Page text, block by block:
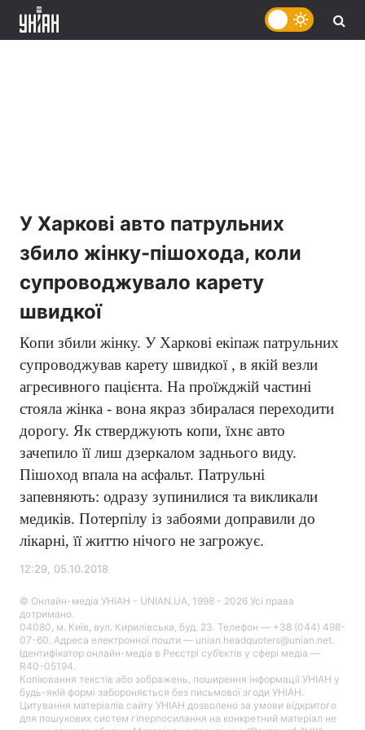
У Харкові авто патрульних
збило жінку-пішохода, коли
супроводжувало карету
швидкої
Копи збили жінку. У Харкові екіпаж патрульних
супроводжував карету швидкої , в якій везли
агресивного пацієнта. На проїжджій частині
стояла жінка - вона якраз збиралася переходити
дорогу. Як стверджують копи, їхнє авто
зачепило її лиш дзеркалом заднього виду.
Пішоход впала на асфальт. Патрульні
запевняють: одразу зупинилися та викликали
медиків. Потерпілу із забоями доправили до
лікарні, її життю нічого не загрожує.
12:29, 05.10.2018
© Онлайн-медіа УНІАН - UNIAN.UA, 1998 - 2026 Усі права
дотримано.
04080, м. Київ, вул. Кирилівська, буд. 23. Телефон — +38 (044) 498-
07-60. Адреса електронної пошти — unian.headquoters@unian.net.
Ідентифікатор онлайн-медіа в Реєстрі суб’єктів у сфері медіа —
R40-05194.
Копіювання текстів або зображень, поширення інформації УНІАН у
будь-якій формі забороняється без письмової згоди УНІАН.
Цитування матеріалів сайту УНІАН дозволено за умови відкритого
для пошукових систем гіперпосилання на конкретний матеріал не